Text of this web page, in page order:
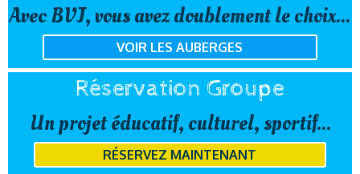
Avec BVJ, vous avez doublement le choix...
VOIR LES AUBERGES
Réservation Groupe
Un projet éducatif, culturel, sportif...
RÉSERVEZ MAINTENANT